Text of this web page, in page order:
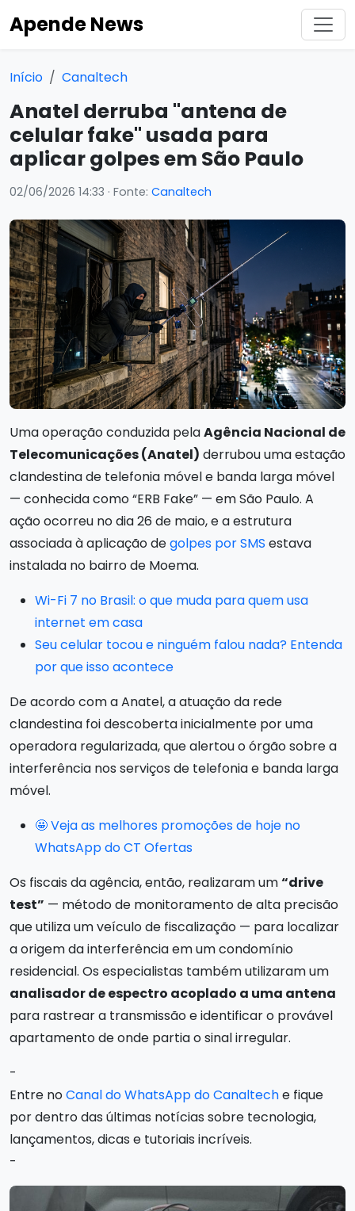
Apende News
Início Canaltech
Anatel derruba "antena de
celular fake" usada para
aplicar golpes em São Paulo
02/06/2026 14:33 · Fonte: Canaltech
Uma operação conduzida pelaAgência Nacional de
Telecomunicações (Anatel) derrubou uma estação
clandestina de telefonia móvel e banda larga móvel
— conhecida como “ERB Fake” — em São Paulo. A
ação ocorreu no dia 26 de maio, e a estrutura
associada à aplicação degolpes por SMS estava
instalada no bairro de Moema.
Wi-Fi 7 no Brasil: o que muda para quem usa
internet em casa
Seu celular tocou e ninguém falou nada? Entenda
por que isso acontece
De acordo com a Anatel, a atuação da rede
clandestina foi descoberta inicialmente por uma
operadora regularizada, que alertou o órgão sobre a
interferência nos serviços de telefonia e banda larga
móvel.
🤩 Veja as melhores promoções de hoje no
WhatsApp do CT Ofertas
Os fiscais da agência, então, realizaram um“drive
test” — método de monitoramento de alta precisão
que utiliza um veículo de fiscalização — para localizar
a origem da interferência em um condomínio
residencial. Os especialistas também utilizaram um
analisador de espectro acoplado a uma antena
para rastrear a transmissão e identificar o provável
apartamento de onde partia o sinal irregular.
-
Entre noCanal do WhatsApp do Canalteche fique
por dentro das últimas notícias sobre tecnologia,
lançamentos, dicas e tutoriais incríveis.
-